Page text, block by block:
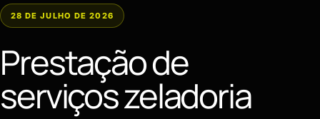
28 DE JULHO DE 2026
Prestação de
serviços zeladoria